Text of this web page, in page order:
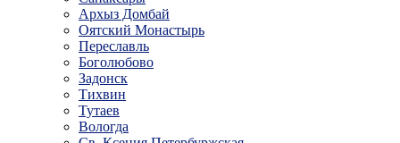
Архыз Домбай
Оятский Монастырь
Переславль
Боголюбово
Задонск
Тихвин
Тутаев
Вологда